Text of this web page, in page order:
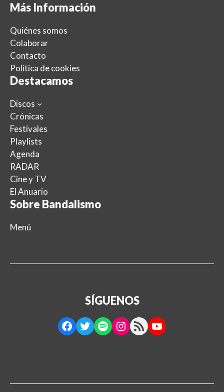
Más Información
Quiénes somos
Colaborar
Contacto
Política de cookies
Destacamos
Discos
Crónicas
Festivales
Playlists
Agenda
RADAR
Cine y TV
El Anuario
Sobre Bandalismo
Menú
SÍGUENOS
Facebook
Twitter
Spotify
Instagram
RSS FeedYouTube